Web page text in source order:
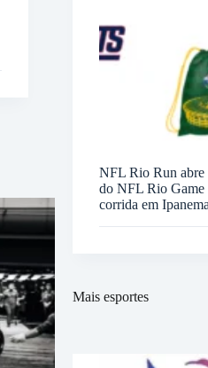
NFL Rio Run abre
do NFL Rio Game
corrida em Ipanema
Mais esportes